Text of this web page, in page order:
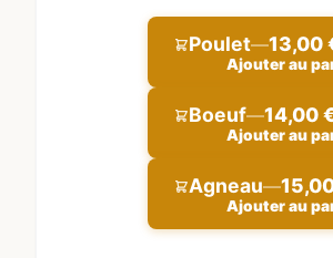
Poulet—13,00
Ajouter au
Boeuf—14,00
Ajouter au
Agneau—
Ajouter au